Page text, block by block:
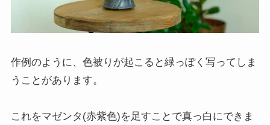
作例のように、色被りが起こると緑っぽく写ってしま
うことがあります。
これをマゼンタ(赤紫色)を足すことで真っ白にできま